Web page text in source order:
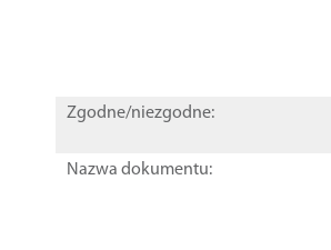
Zgodne/niezgodne:
Nazwa dokumentu: